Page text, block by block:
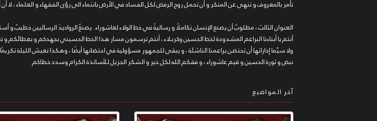
تأمر بالمعروف و تنهى عن المنكر و أن تحمل روح الرفض لكل الفساد في الأرض بانتماء الى رؤى الفقهاء و العلماء ، لا
العنوان الثالث ، مطلوبٌ أن يصنع الإنسان تكاملًا و رساليةً في خط الولاء لعاشوراء . يصنعُ الرواديدَ الرساليين خطيبٌ و
أنتم يا أبناءنا البراعم المشدودة لخط الحسين وكربلاء ، أنتم ترسمون مسار هذا الخط الحسيني بجهدكم و بعطائكم
ولا سيّما إداراتها أن تحتضن براعمنا الناشئة ، و يبقى للجمهور مسؤولية في احتضانها أيضًا ، وهكذا نعيش الليلة
نبض و ثورة الحسين و قيم عاشوراء ، و فقكم الله لكل خير و الشكر الجزيل للأساتذة الكرام وسدد خطاكم .
آخر المواضيع